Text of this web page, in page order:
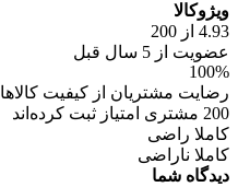
ویژوکالا
4.93 از 200
عضویت از 5 سال قبل
100%
رضایت مشتریان از کیفیت کالاها
200 مشتری امتیاز ثبت کرده‌اند
کاملا راضی
کاملا ناراضی
دیدگاه شما